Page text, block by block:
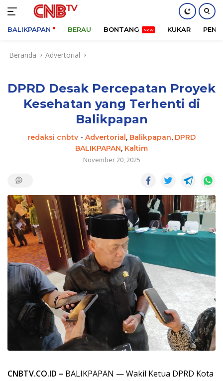
BALIKPAPAN BERAU BONTANG KUKAR
Beranda Advertorial
DPRD Desak Percepatan Proyek
Kesehatan yang Terhenti di
Balikpapan
redaksi cnbtv - Advertorial, Balikpapan, DPRD
BALIKPAPAN, Kaltim
November 20, 2025
CNBTV.CO.ID – BALIKPAPAN — Wakil Ketua DPRD Kota